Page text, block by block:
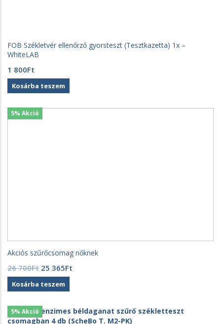
FOB Székletvér ellenőrző gyorsteszt (Tesztkazetta) 1x –
WhiteLAB
1 800Ft
Kosárba teszem
5% Akció
Akciós szűrőcsomag nőknek
26 700Ft Original
price
was:
700Ft.
25 365Ft
365Ft.
Kosárba teszem
5% Akció